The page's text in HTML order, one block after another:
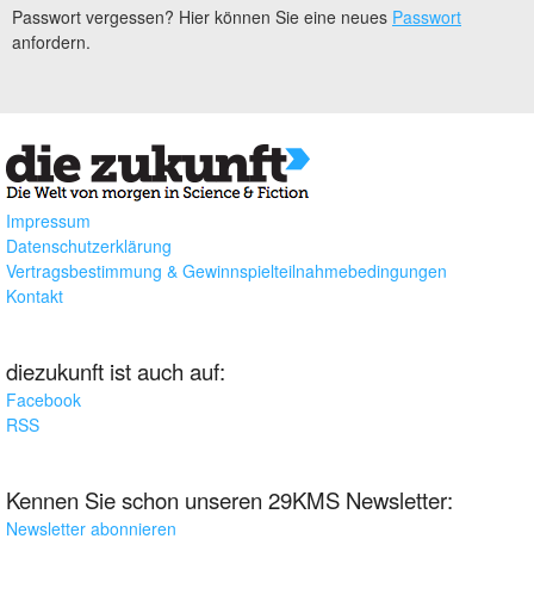
Passwort vergessen? Hier können Sie eine neues Passwort
anfordern.
Impressum
Datenschutzerklärung
Vertragsbestimmung & Gewinnspielteilnahmebedingungen
Kontakt
diezukunft ist auch auf:
Facebook
RSS
Kennen Sie schon unseren 29KMS Newsletter:
Newsletter abonnieren